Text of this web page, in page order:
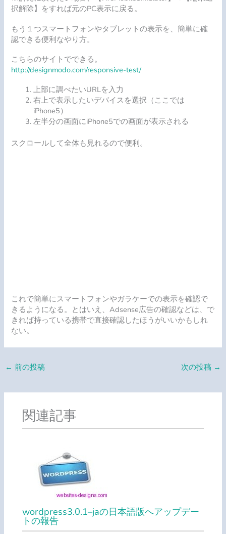
択解除】をすれば元のPC表示に戻る。
もう１つスマートフォンやタブレットの表示を、簡単に確
認できる便利なやり方。
こちらのサイトでできる。
http://designmodo.com/responsive-test/
上部に調べたいURLを入力
右上で表示したいデバイスを選択（ここでは
iPhone5）
左半分の画面にiPhone5での画面が表示される
スクロールして全体も見れるので便利。
これで簡単にスマートフォンやガラケーでの表示を確認で
きるようになる。とはいえ、Adsense広告の確認などは、で
きれば持っている携帯で直接確認したほうがいいかもしれ
ない。
← 前の投稿 次の投稿 →
関連記事
wordpress3.0.1–jaの日本語版へアップデー
トの報告